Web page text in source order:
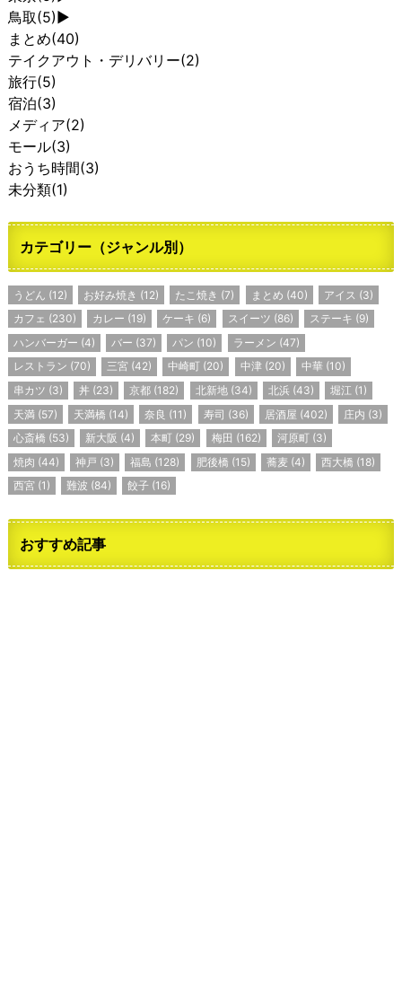
鳥取(5)►
まとめ(40)
テイクアウト・デリバリー(2)
旅行(5)
宿泊(3)
メディア(2)
モール(3)
おうち時間(3)
未分類(1)
カテゴリー（ジャンル別）
うどん (12) お好み焼き (12) たこ焼き (7) まとめ (40) アイス (3)
カフェ (230) カレー (19) ケーキ (6) スイーツ (86) ステーキ (9)
ハンバーガー (4) バー (37) パン (10) ラーメン (47)
レストラン (70) 三宮 (42) 中崎町 (20) 中津(20) 中華(10)
串カツ (3) 丼 (23) 京都 (182) 北新地(34) 北浜(43) 堀江 (1)
天満 (57) 天満橋 (14) 奈良 (11) 寿司 (36) 居酒屋 (402) 庄内 (3)
心斎橋 (53) 新大阪 (4) 本町 (29) 梅田 (162) 河原町 (3)
焼肉 (44) 神戸 (3) 福島 (128) 肥後橋 (15) 蕎麦(4) 西大橋 (18)
西宮(1) 難波 (84) 餃子 (16)
おすすめ記事